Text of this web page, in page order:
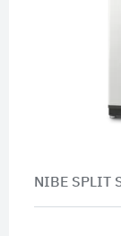
NIBE SPLIT